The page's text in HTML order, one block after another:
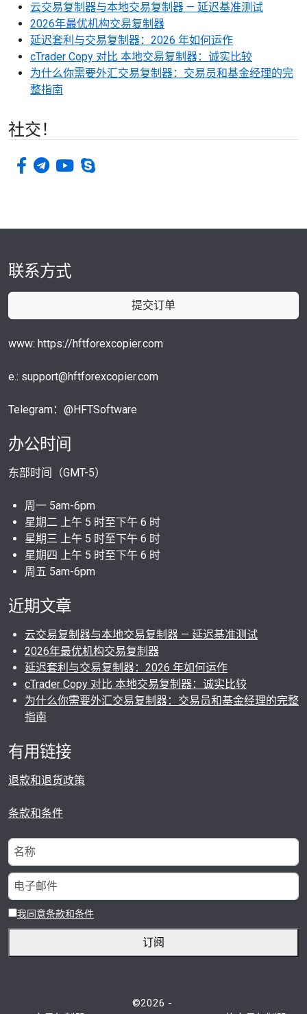
云交易复制器与本地交易复制器 — 延迟基准测试
2026年最优机构交易复制器
延迟套利与交易复制器：2026 年如何运作
cTrader Copy 对比 本地交易复制器：诚实比较
为什么你需要外汇交易复制器：交易员和基金经理的完
整指南
社交！
facebook-f
电传 视频电话
联系方式
提交订单
www: https://hftforexcopier.com
e.: support@hftforexcopier.com
Telegram：@HFTSoftware
办公时间
东部时间（GMT-5）
周一 5am-6pm
星期二 上午 5 时至下午 6 时
星期三 上午 5 时至下午 6 时
星期四 上午 5 时至下午 6 时
周五 5am-6pm
近期文章
云交易复制器与本地交易复制器 — 延迟基准测试
2026年最优机构交易复制器
延迟套利与交易复制器：2026 年如何运作
cTrader Copy 对比 本地交易复制器：诚实比较
为什么你需要外汇交易复制器：交易员和基金经理的完整
指南
有用链接
退款和退货政策
条款和条件
我同意条款和条件
订阅
©2026 -